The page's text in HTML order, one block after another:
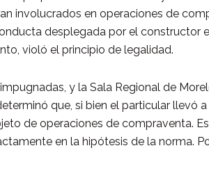
involucrados en operaciones de
desplegada por el constructor
violó el principio de legalidad.
y la Sala Regional de
que, si bien el particular llevó
de operaciones de compraventa.
en la hipótesis de la norma.